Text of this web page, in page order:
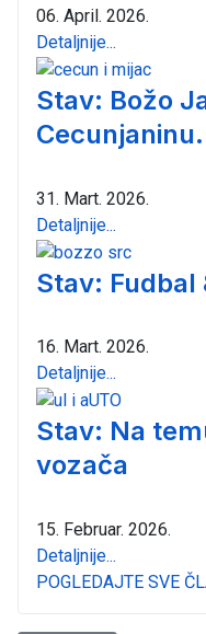
06. April. 2026.
Detaljnije...
Stav: Božo
31. Mart. 2026.
Detaljnije...
Stav: Fudbal
16. Mart. 2026.
Detaljnije...
Stav: Na
vozača
15. Februar. 2026.
Detaljnije...
POGLEDAJTE SVE